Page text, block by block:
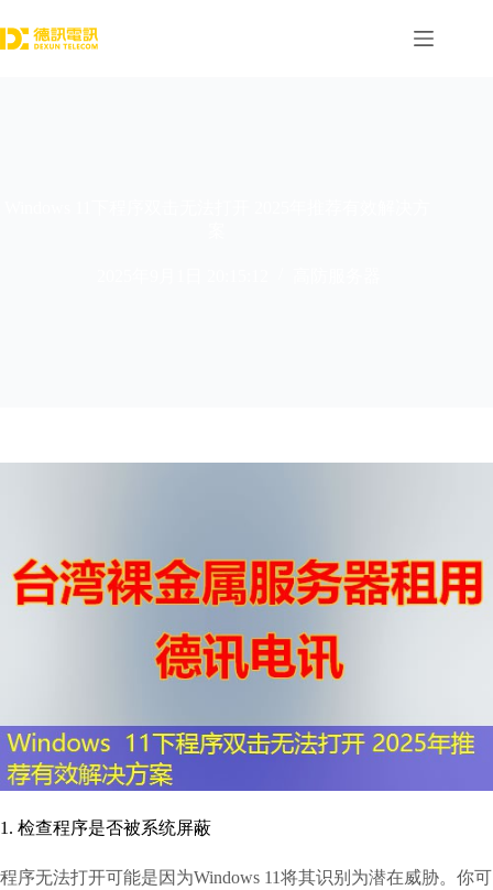
过
内
1. 检查程序是否被系统屏蔽
程序无法打开可能是因为Windows 11将其识别为潜在威胁。你可